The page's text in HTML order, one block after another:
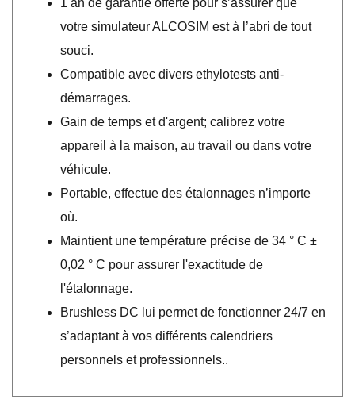
1 an de garantie offerte pour s’assurer que
votre simulateur ALCOSIM est à l’abri de tout
souci.
Compatible avec divers ethylotests anti-
démarrages.
Gain de temps et d'argent; calibrez votre
appareil à la maison, au travail ou dans votre
véhicule.
Portable, effectue des étalonnages n’importe
où.
Maintient une température précise de 34 ° C ±
0,02 ° C pour assurer l'exactitude de
l'étalonnage.
Brushless DC lui permet de fonctionner 24/7 en
s’adaptant à vos différents calendriers
personnels et professionnels..